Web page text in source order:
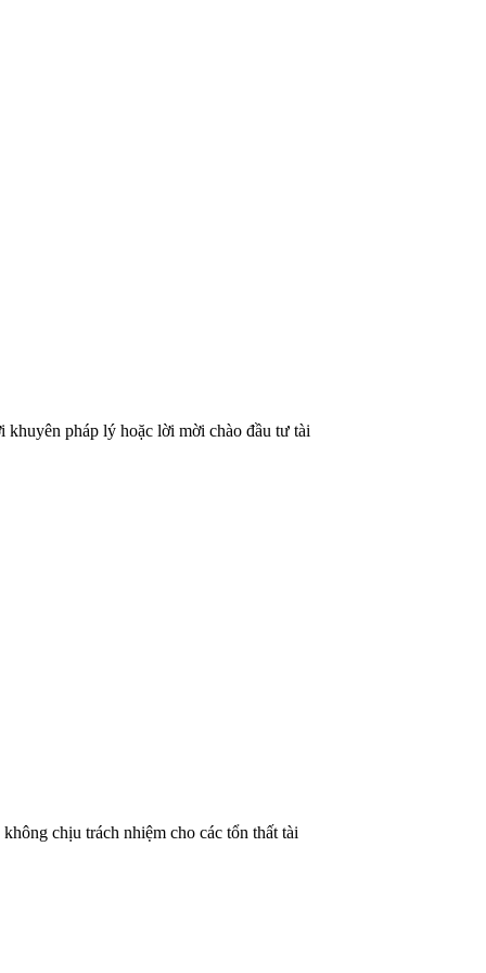
pháp lý hoặc lời mời chào đầu tư tài
chịu trách nhiệm cho các tổn thất tài